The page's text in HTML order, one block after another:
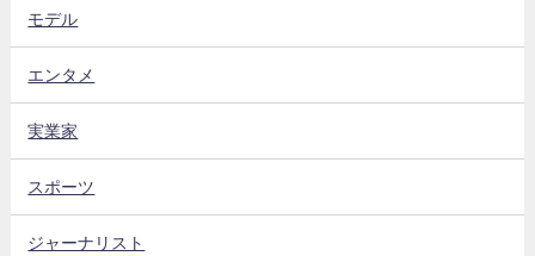
モデル
エンタメ
実業家
スポーツ
ジャーナリスト